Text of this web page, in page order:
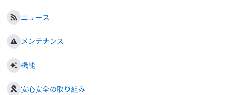
ニュース
メンテナンス
機能
安心安全の取り組み